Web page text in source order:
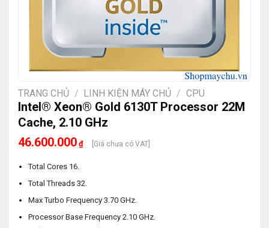
TRANG CHỦ / LINH KIỆN MÁY CHỦ / CPU
Intel® Xeon® Gold 6130T Processor 22M
Cache, 2.10 GHz
46.600.000 ₫ [Giá chưa có VAT]
Total Cores 16.
Total Threads 32.
Max Turbo Frequency 3.70 GHz.
Processor Base Frequency 2.10 GHz.